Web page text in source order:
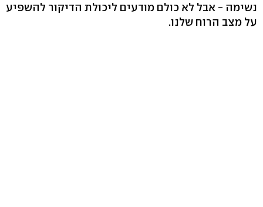
נשימה - אבל לא כולם מודעים ליכולת הדיקור להשפיע
על מצב הרוח שלנו.